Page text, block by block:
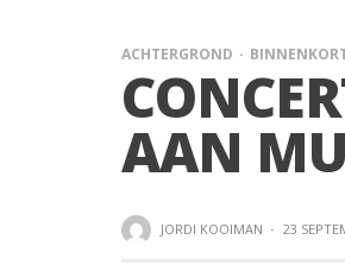
ACHTERGROND
AAN
JORDI KOOIMAN · 23